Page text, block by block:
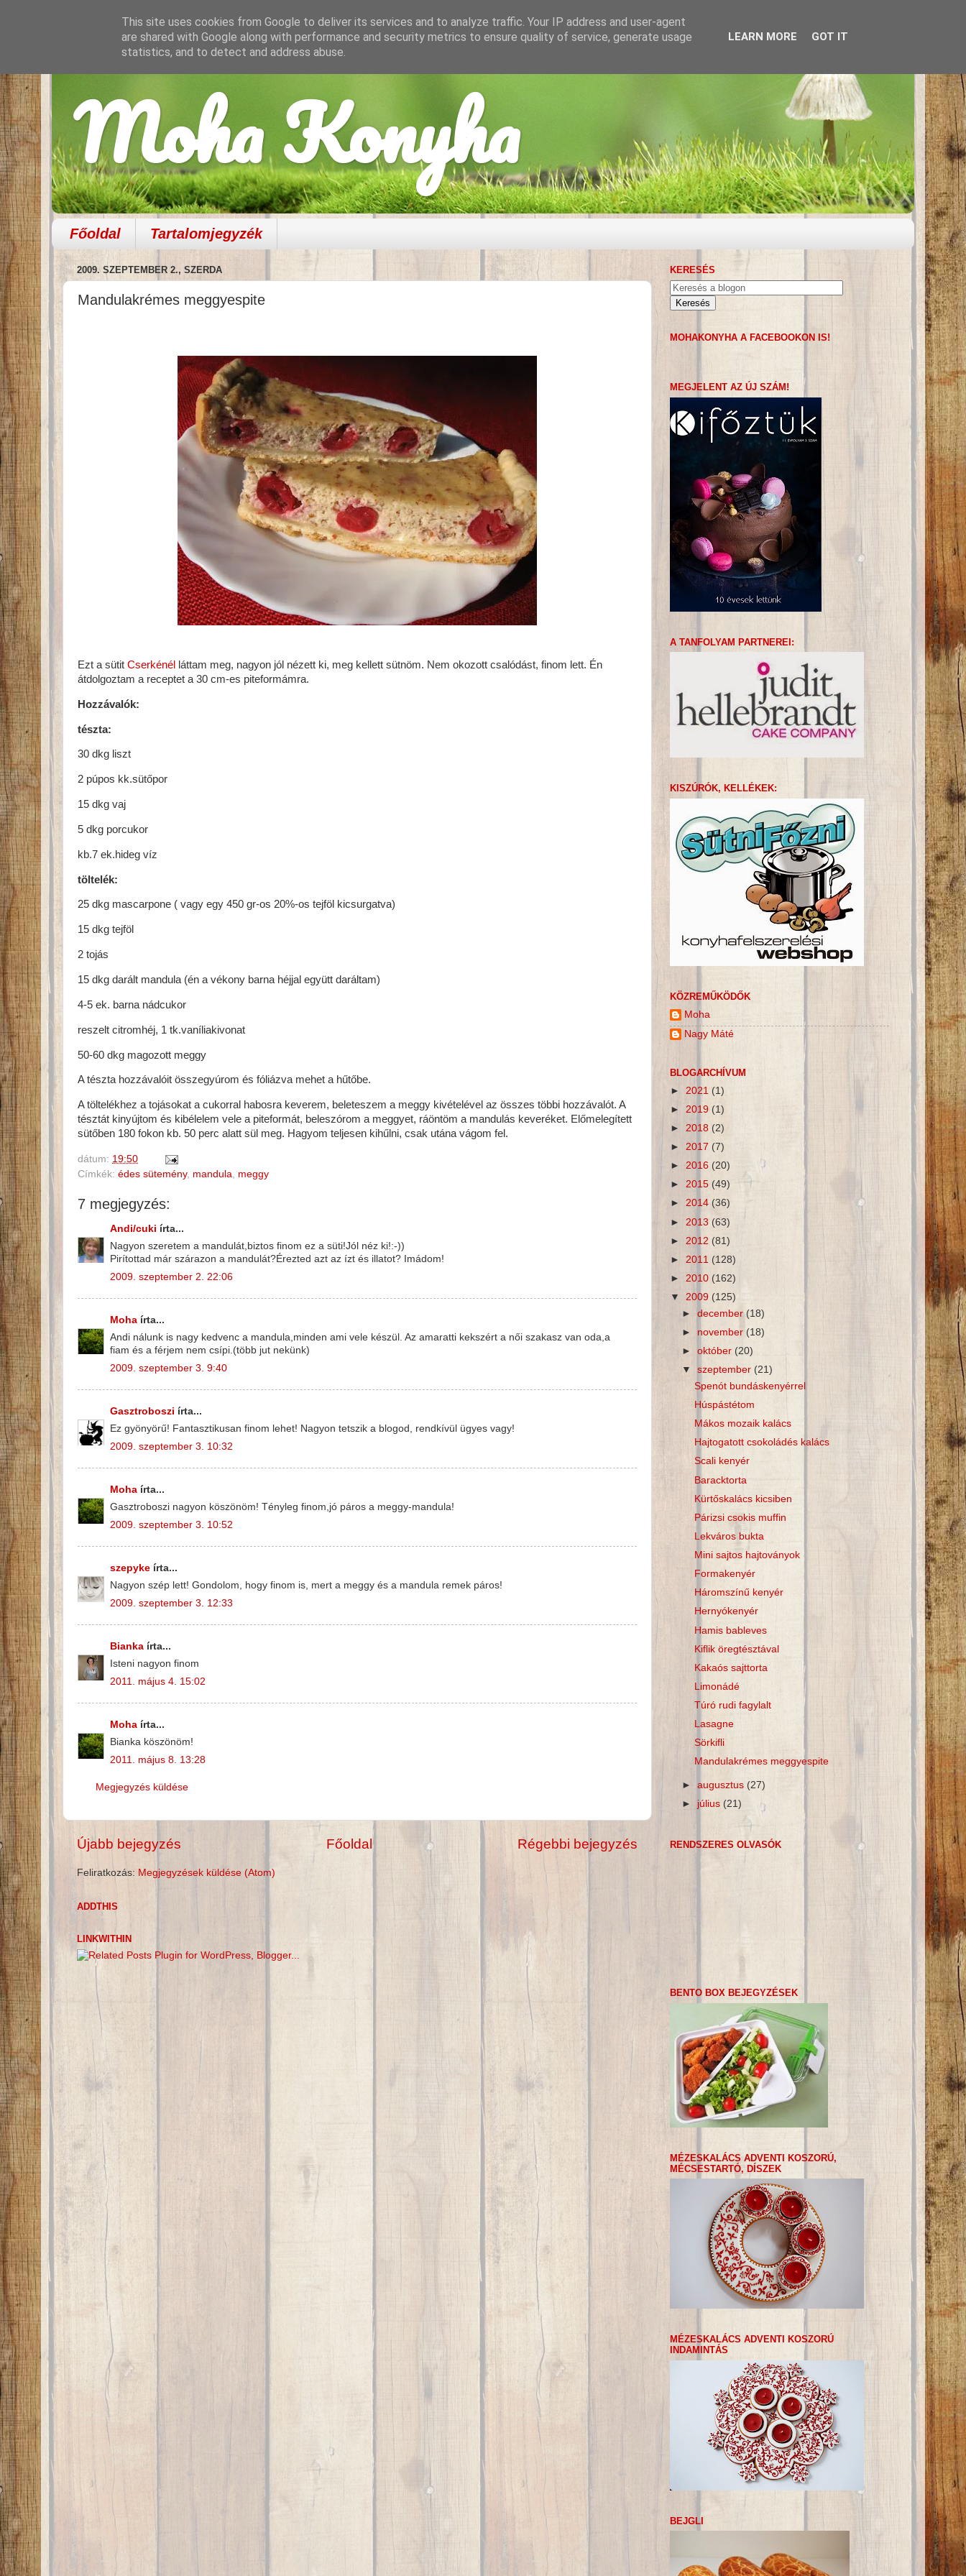
Moha Konyha
Főoldal Tartalomjegyzék
2009. SZEPTEMBER 2., SZERDA
Mandulakrémes meggyespite
Ezt a sütit Cserkénél
láttam meg, nagyon jól nézett ki, meg kellett sütnöm. Nem okozott csalódást, finom lett. Én
átdolgoztam a receptet a 30 cm-es piteformámra.
Hozzávalók:
tészta:
30 dkg liszt
2 púpos kk.sütőpor
15 dkg vaj
5 dkg porcukor
kb.7 ek.hideg víz
töltelék:
25 dkg mascarpone ( vagy egy 450 gr-os 20%-os tejföl kicsurgatva)
15 dkg tejföl
2 tojás
15 dkg darált mandula (én a vékony barna héjjal együtt daráltam)
4-5 ek. barna nádcukor
reszelt citromhéj, 1 tk.vaníliakivonat
50-60 dkg magozott meggy
A tészta hozzávalóit összegyúrom és fóliázva mehet a hűtőbe.
A töltelékhez a tojásokat a cukorral habosra keverem, beleteszem a meggy kivételével az összes többi hozzávalót. A
tésztát kinyújtom és kibélelem vele a piteformát, beleszórom a meggyet, ráöntöm a mandulás keveréket. Előmelegített
sütőben 180 fokon kb. 50 perc alatt sül meg. Hagyom teljesen kihűlni, csak utána vágom fel.
dátum: 19:50
Címkék: édes sütemény, mandula, meggy
7 megjegyzés:
Andi/cuki írta...
Nagyon szeretem a mandulát,biztos finom ez a süti!Jól néz ki!:-))
Pirítottad már szárazon a mandulát?Érezted azt az ízt és illatot? Imádom!
2009. szeptember 2. 22:06
Moha írta...
Andi nálunk is nagy kedvenc a mandula,minden ami vele készül. Az amaratti kekszért a női szakasz van oda,a
fiam és a férjem nem csípi.(több jut nekünk)
2009. szeptember 3. 9:40
Gasztroboszi írta...
Ez gyönyörű! Fantasztikusan finom lehet! Nagyon tetszik a blogod, rendkívül ügyes vagy!
2009. szeptember 3. 10:32
Moha írta...
Gasztroboszi nagyon köszönöm! Tényleg finom,jó páros a meggy-mandula!
2009. szeptember 3. 10:52
szepyke írta...
Nagyon szép lett! Gondolom, hogy finom is, mert a meggy és a mandula remek páros!
2009. szeptember 3. 12:33
Bianka írta...
Isteni nagyon finom
2011. május 4. 15:02
Moha írta...
Bianka köszönöm!
2011. május 8. 13:28
Megjegyzés küldése
Újabb bejegyzés Régebbi bejegyzés
Főoldal
Feliratkozás: Megjegyzések küldése (Atom)
ADDTHIS
LINKWITHIN
KERESÉS
MOHAKONYHA A FACEBOOKON IS!
MEGJELENT AZ ÚJ SZÁM!
A TANFOLYAM PARTNEREI:
KISZÚRÓK, KELLÉKEK:
KÖZREMŰKÖDŐK
Moha
Nagy Máté
BLOGARCHÍVUM
► 2021 (1)
► 2019 (1)
► 2018 (2)
► 2017 (7)
► 2016 (20)
► 2015 (49)
► 2014 (36)
► 2013 (63)
► 2012 (81)
► 2011 (128)
► 2010 (162)
▼ 2009 (125)
►december (18)
► november(18)
►október (20)
▼szeptember (21)
Spenót bundáskenyérrel
Húspástétom
Mákos mozaik kalács
Hajtogatott csokoládés kalács
Scali kenyér
Baracktorta
Kürtőskalács kicsiben
Párizsi csokis muffin
Lekváros bukta
Mini sajtos hajtoványok
Formakenyér
Háromszínű kenyér
Hernyókenyér
Hamis bableves
Kiflik öregtésztával
Kakaós sajttorta
Limonádé
Túró rudi fagylalt
Lasagne
Sörkifli
Mandulakrémes meggyespite
►augusztus (27)
► július (21)
RENDSZERES OLVASÓK
BENTO BOX BEJEGYZÉSEK
MÉZESKALÁCS ADVENTI KOSZORÚ,
MÉCSESTARTÓ, DÍSZEK
MÉZESKALÁCS ADVENTI KOSZORÚ
INDAMINTÁS
BEJGLI
This site uses cookies from Google to deliver its services and to analyze traffic. Your IP address and user-agent
are shared with Google along with performance and security metrics to ensure quality of service, generate usage
statistics, and to detect and address abuse.
LEARN MORE GOT IT